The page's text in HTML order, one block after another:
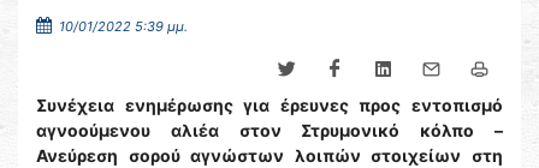
10/01/2022 5:39 μμ.
Συνέχεια ενημέρωσης για έρευνες προς εντοπισμό
αγνοούμενου αλιέα στον Στρυμονικό κόλπο –
Ανεύρεση σορού αγνώστων λοιπών στοιχείων στη